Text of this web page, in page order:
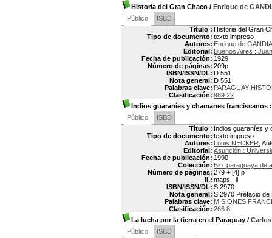
Historia del Gran Chaco / Enrique de
Público
ISBD
Título : Historia del Gran
Tipo de documento: texto impreso
Autores: Enrique de
Editorial: Buenos Aires :
Fecha de publicación: 1929
Número de páginas: 209p
ISBN/ISSN/DL: D 551
Nota general: D 551
Palabras clave: PARAGUAY-
Clasificación: 989.22
Indios guaraníes y chamanes franciscanos
Público
ISBD
Título : Indios guaraníes y
Tipo de documento: texto impreso
Autores: Louis NECKER ,
Editorial: Asunción :
Fecha de publicación: 1990
Colección: Bib. paraguaya de
Número de páginas: 279 + [4] p
Il.: maps., il
ISBN/ISSN/DL: S 2970
Nota general: S 2970 Prefacio de
Palabras clave: MISIONES
Clasificación: 266.8
La lucha por la tierra en el Paraguay / Carlos
Público
ISBD